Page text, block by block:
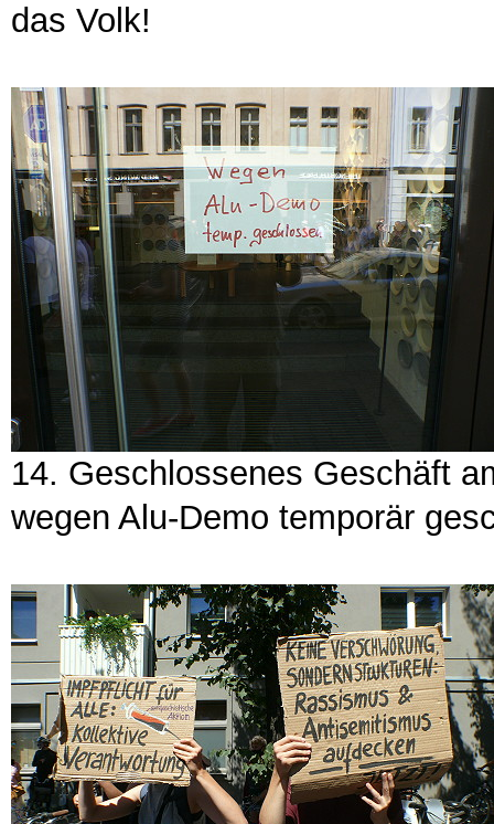
das Volk!
14. Geschlossenes Geschäft
wegen Alu-Demo temporär